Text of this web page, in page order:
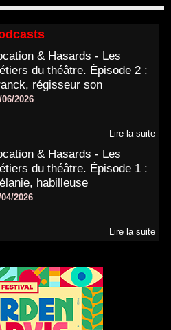
& Hasards - Les
du théâtre. Épisode 2 :
régisseur son
06/2026
Lire la suite
& Hasards - Les
du théâtre. Épisode 1 :
habilleuse
04/2026
Lire la suite